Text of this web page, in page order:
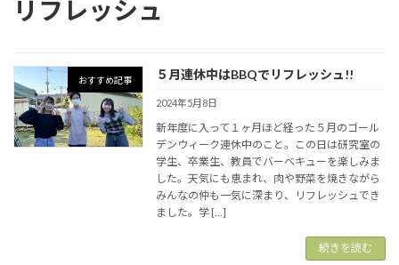
リフレッシュ
おすすめ記事 ５月連休中はBBQでリフレッシュ!!
2024年5月8日
新年度に入って１ヶ月ほど経った５月のゴール
デンウィーク連休中のこと。この日は研究室の
学生、卒業生、教員でバーベキューを楽しみま
した。天気にも恵まれ、肉や野菜を焼きながら
みんなの仲も一気に深まり、リフレッシュでき
ました。学 […]
続きを読む